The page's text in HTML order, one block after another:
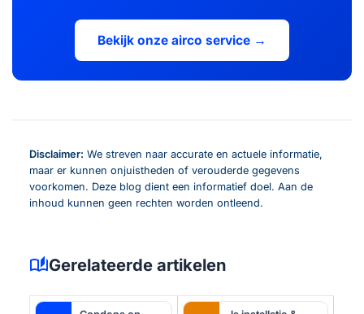
Bekijk onze airco service →
Disclaimer: We streven naar accurate en actuele informatie,
maar er kunnen onjuistheden of verouderde gegevens
voorkomen. Deze blog dient een informatief doel. Aan de
inhoud kunnen geen rechten worden ontleend.
auto_storiesGerelateerde artikelen